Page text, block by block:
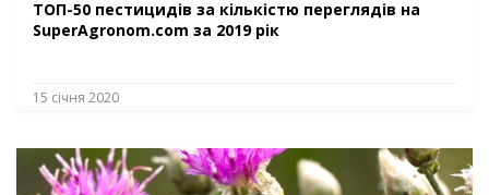
ТОП-50 пестицидів за кількістю переглядів на
SuperAgronom.com за 2019 рік
15 січня 2020